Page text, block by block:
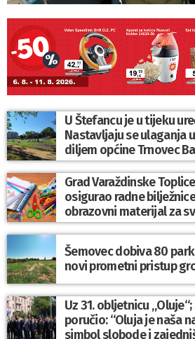
U Štefancu je u tijeku
Nastavljaju se ulaganja
diljem općine Trnovec
Grad Varaždinske
osigurao radne
obrazovni materijal za
Šemovec dobiva 80
novi prometni pristup
Uz 31. obljetnicu
poručio: “Oluja je naša
simbol slobode i